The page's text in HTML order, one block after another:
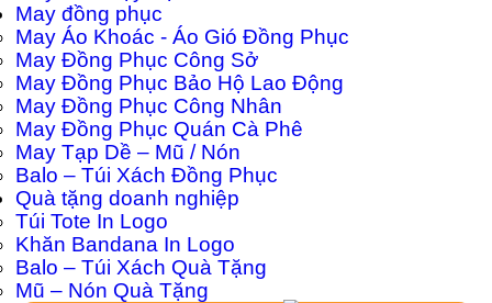
May đồng phục
May Áo Khoác - Áo Gió Đồng Phục
May Đồng Phục Công Sở
May Đồng Phục Bảo Hộ Lao Động
May Đồng Phục Công Nhân
May Đồng Phục Quán Cà Phê
May Tạp Dề – Mũ / Nón
Balo – Túi Xách Đồng Phục
Quà tặng doanh nghiệp
Túi Tote In Logo
Khăn Bandana In Logo
Balo – Túi Xách Quà Tặng
Mũ – Nón Quà Tặng